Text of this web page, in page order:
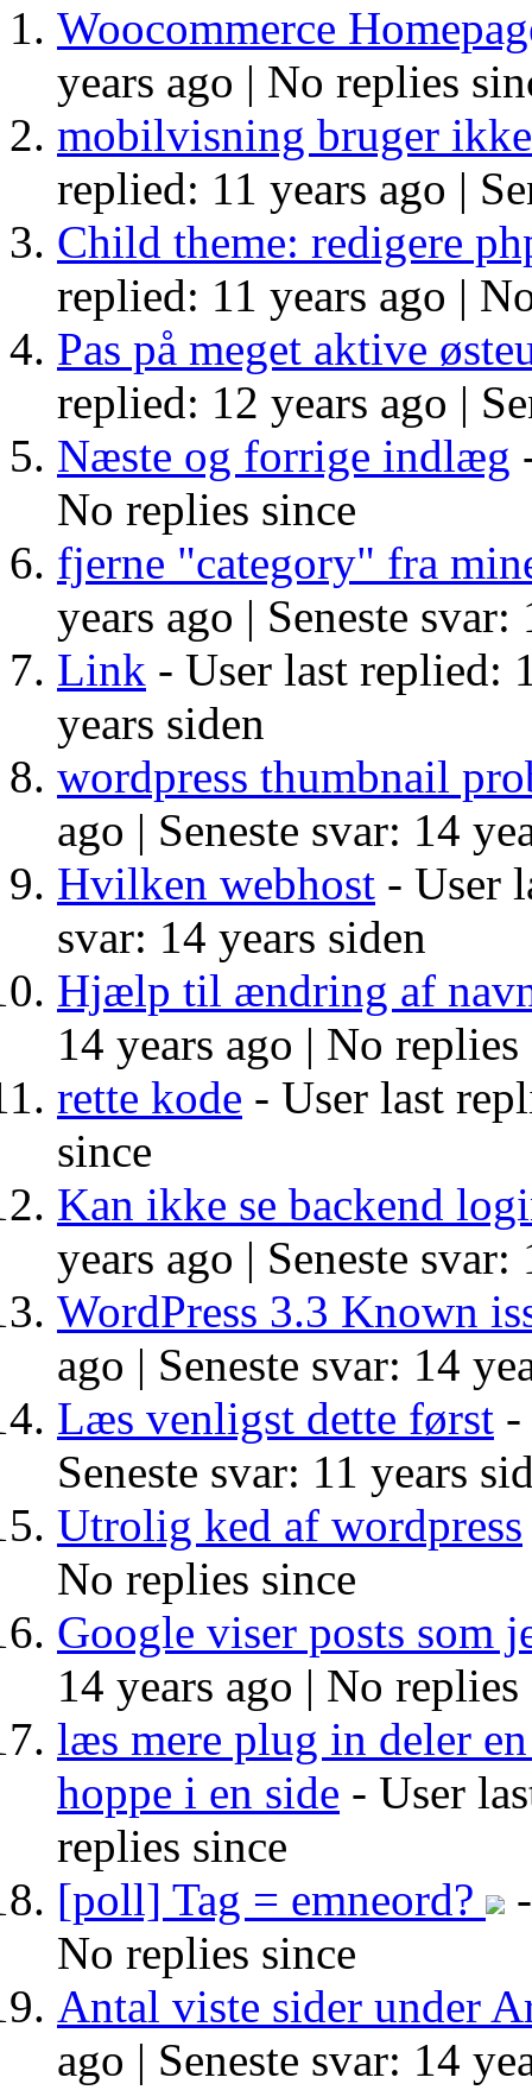
Woocommerce
years ago | No replies
mobilvisning bruger
replied: 11 years ago |
Child theme: redigere
replied: 11 years ago |
Pas på meget aktive
replied: 12 years ago |
Næste og forrige indlæg
No replies since
fjerne "category" fra
years ago | Seneste svar:
Link - User last replied:
years siden
wordpress thumbnail
ago | Seneste svar: 14
Hvilken webhost - User
svar: 14 years siden
Hjælp til ændring af
14 years ago | No replies
rette kode - User last
since
Kan ikke se backend
years ago | Seneste svar:
WordPress 3.3 Known
ago | Seneste svar: 14
Læs venligst dette først -
Seneste svar: 11 years
Utrolig ked af wordpress
No replies since
Google viser posts som
14 years ago | No replies
læs mere plug in deler
hoppe i en side - User
replies since
[poll] Tag = emneord?
No replies since
Antal viste sider under
ago | Seneste svar: 14